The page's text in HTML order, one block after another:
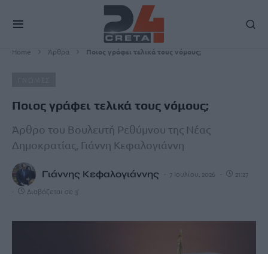
Home Άρθρα Ποιος γράφει τελικά τους νόμους;
Ποιος γράφει τελικά τους νόμους;
Άρθρο του Βουλευτή Ρεθύμνου της Νέας
Δημοκρατίας, Γιάννη Κεφαλογιάννη
Γιάννης Κεφαλογιάννης 7 Ιουλίου, 2026 21:27
Διαβάζεται σε 3'